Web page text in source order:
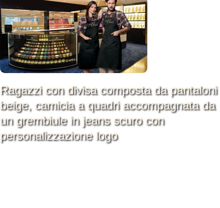
Ragazzi con divisa composta da pantaloni
beige, camicia a quadri accompagnata da
un grembiule in jeans scuro con
personalizzazione logo